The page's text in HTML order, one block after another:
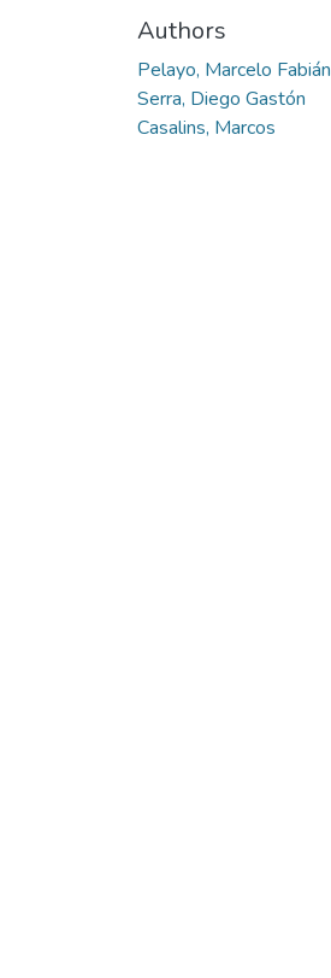
Authors
Pelayo, Marcelo Fabián
Serra, Diego Gastón
Casalins, Marcos